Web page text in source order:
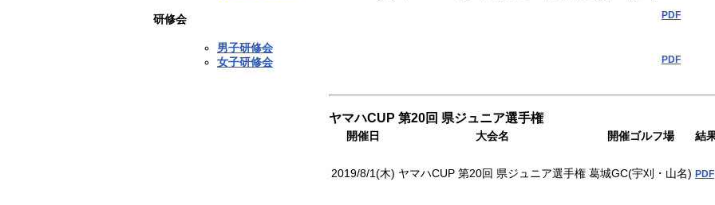
研修会
男子研修会
女子研修会
PDF
PDF
ヤマハCUP 第20回 県ジュニア選手権
開催日 大会名 開催ゴルフ場 結
2019/8/1(木) ヤマハCUP 第20回 県ジュニア選手権 葛城GC(宇刈・山名) PDF